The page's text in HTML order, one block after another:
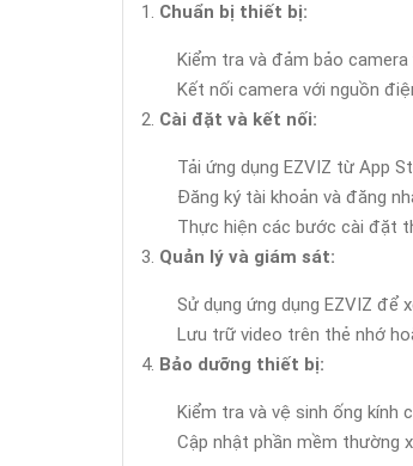
Chuẩn bị thiết bị:
Kiểm tra và đảm bảo
Kết nối camera với nguồn
Cài đặt và kết nối:
Tải ứng dụng EZVIZ từ App
Đăng ký tài khoản và đăng
Thực hiện các bước cài đặt
Quản lý và giám sát:
Sử dụng ứng dụng EZVIZ để
Lưu trữ video trên thẻ nhớ
Bảo dưỡng thiết bị:
Kiểm tra và vệ sinh ống kính
Cập nhật phần mềm thường